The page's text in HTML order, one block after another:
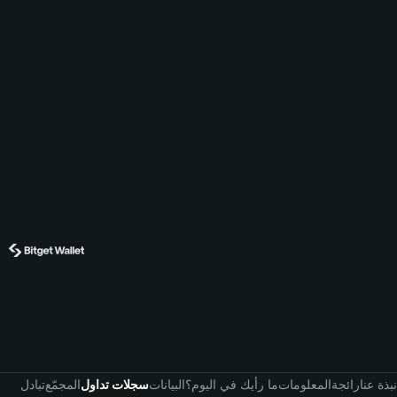
تبادلالمجمّعسجلات تداولالبياناتما رأيك في اليوم؟المعلوماترائجةنبذة عنا